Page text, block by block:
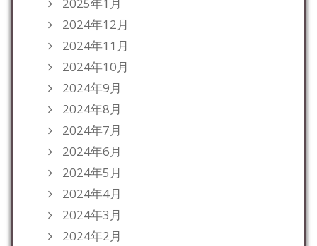
2024年12月
2024年11月
2024年10月
2024年9月
2024年8月
2024年7月
2024年6月
2024年5月
2024年4月
2024年3月
2024年2月